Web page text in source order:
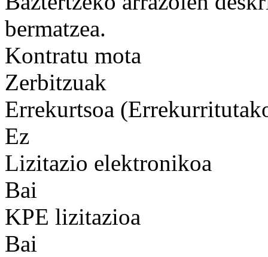
bermatzea.
Kontratu mota
Zerbitzuak
Errekurtsoa
Ez
Lizitazio elektronikoa
Bai
KPE lizitazioa
Bai